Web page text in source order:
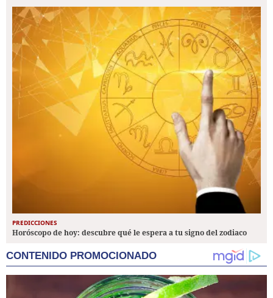
PREDICCIONES
Horóscopo de hoy: descubre qué le espera a tu signo del zodiaco
CONTENIDO PROMOCIONADO